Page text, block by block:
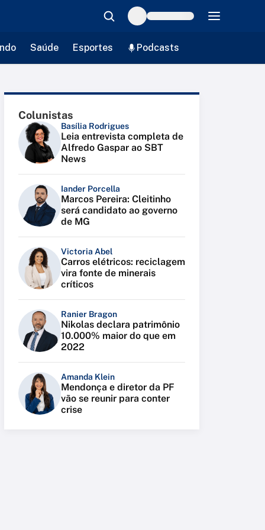
Saúde Esportes Podcasts
Colunistas
Basília Rodrigues
Leia entrevista completa de
Alfredo Gaspar ao SBT
News
Iander Porcella
Marcos Pereira: Cleitinho
será candidato ao governo
de MG
Victoria Abel
Carros elétricos: reciclagem
vira fonte de minerais
críticos
Ranier Bragon
Nikolas declara patrimônio
10.000% maior do que em
2022
Amanda Klein
Mendonça e diretor da PF
vão se reunir para conter
crise